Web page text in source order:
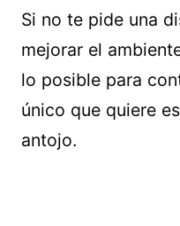
Si no te pide una
mejorar el
lo posible para
único que quiere
antojo.